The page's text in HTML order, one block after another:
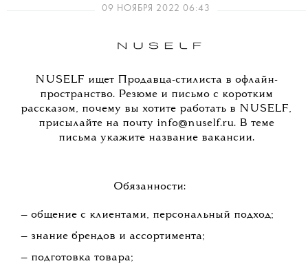
09 НОЯБРЯ 2022 06:43
NUSELF ищет Продавца-стилиста в офлайн-
пространство. Резюме и письмо с коротким
рассказом, почему вы хотите работать в NUSELF,
присылайте на почту info@nuself.ru. В теме
письма укажите название вакансии.
Обязанности:
— общение с клиентами, персональный подход;
— знание брендов и ассортимента;
— подготовка товара;